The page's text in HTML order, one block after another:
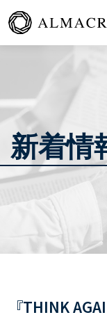
新着情
『THINK